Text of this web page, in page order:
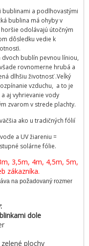
bublinami a podlhovastými
bublina má ohyby v
odolávajú útočným
dôsledku vedie k
bublín pevnou líniou,
rovnomerne hrubá a
dlhšiu životnosť .Veĺký
vzduchu, a to je
aj vyhrievanie vody
zvarom v strede plachty.
ako u tradičných fólií
a UV žiareniu =
solárne fólie.
3,5m, 4m, 4,5m, 5m,
zákazníka.
na požadovaný rozmer
dole
plochy